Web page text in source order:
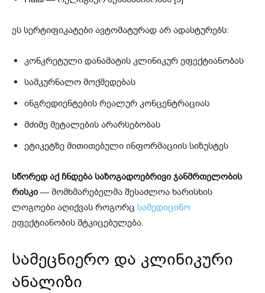
ეს სერტიფიკატები ავტომატურად არ ადასტურებს:
კონკრეტული დანამატის კლინიკურ ეფექტიანობას
სამკურნალო მოქმედებას
ინგრედიენტების რეალურ კონცენტრაციას
მძიმე მეტალების არარსებობას
ეტიკეტზე მითითებული ინფორმაციის სიზუსტეს
სწორედ აქ ჩნდება საზოგადოებრივი ჯანმრთელობის
რისკი — მომხმარებელმა შესაძლოა ხარისხის
ლოგოები აღიქვას როგორც სამედიცინო
ეფექტიანობის მტკიცებულება.
სამეცნიერო და კლინიკური
ანალიზი